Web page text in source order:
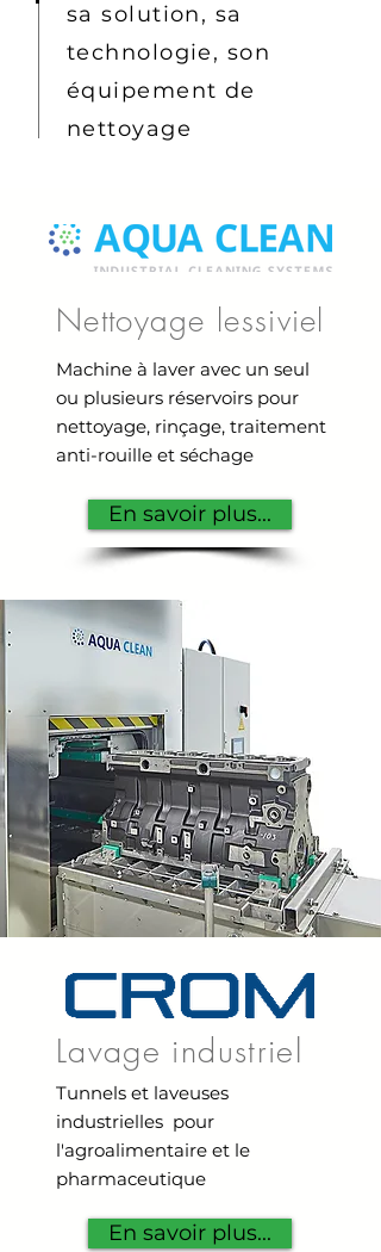
sa solution, sa
technologie, son
équipement de
nettoyage
Nettoyage lessiviel
Machine à laver avec un seul
ou plusieurs réservoirs pour
nettoyage, rinçage, traitement
anti-rouille et séchage
En savoir plus...
Lavage industriel
Tunnels et laveuses
industrielles pour
l'agroalimentaire et le
pharmaceutique
En savoir plus...